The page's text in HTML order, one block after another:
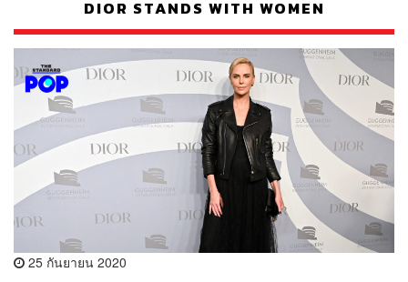
DIOR STANDS WITH WOMEN
25 กันยายน 2020